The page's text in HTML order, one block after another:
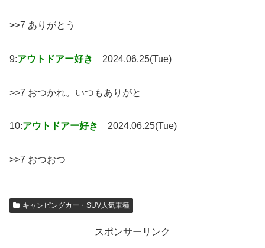
>>7 ありがとう
9:アウトドアー好き 2024.06.25(Tue)
>>7 おつかれ。いつもありがと
10:アウトドアー好き 2024.06.25(Tue)
>>7 おつおつ
キャンピングカー・SUV人気車種
スポンサーリンク